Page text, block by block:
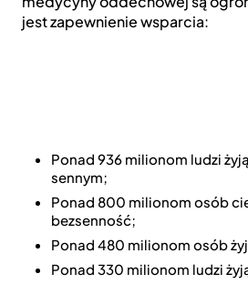
jest zapewnienie wsparcia:
Ponad 936 milionom ludzi
sennym;
Ponad 800 milionom osób
bezsenność;
Ponad 480 milionom osób
Ponad 330 milionom ludzi